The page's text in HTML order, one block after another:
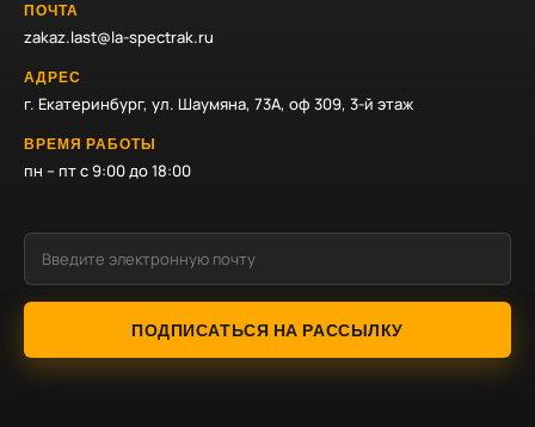
ПОЧТА
zakaz.last@la-spectrak.ru
АДРЕС
г. Екатеринбург, ул. Шаумяна, 73А, оф 309, 3-й этаж
ВРЕМЯ РАБОТЫ
пн – пт с 9:00 до 18:00
ПОДПИСАТЬСЯ НА РАССЫЛКУ